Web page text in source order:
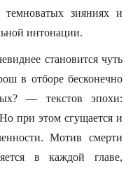
зияниях и
интонации.
становится чуть
в отборе бесконечно
— текстов эпохи:
при этом сгущается и
Мотив смерти
в каждой главе,